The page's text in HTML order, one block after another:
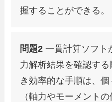
握することができる。
問題2 一貫計算ソフト
力解析結果を確認す
き効率的な手順は、
（軸力やモーメント